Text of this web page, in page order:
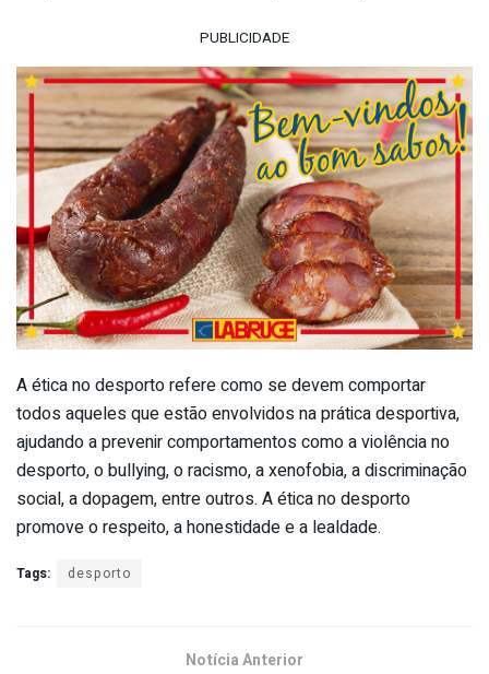
PUBLICIDADE
A ética no desporto refere como se devem comportar
todos aqueles que estão envolvidos na prática desportiva,
ajudando a prevenir comportamentos como a violência no
desporto, o bullying, o racismo, a xenofobia, a discriminação
social, a dopagem, entre outros. A ética no desporto
promove o respeito, a honestidade e a lealdade.
Tags: desporto
Notícia Anterior